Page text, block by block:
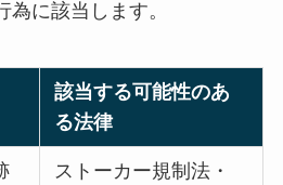
に該当します。
該当する可能性のあ
る法律
ストーカー規制法・